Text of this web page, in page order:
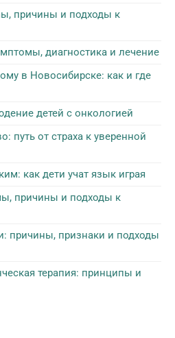
причины и подходы к
диагностика и лечение
в Новосибирске: как и где
детей с онкологией
путь от страха к уверенной
как дети учат язык играя
причины и подходы к
причины, признаки и подходы
терапия: принципы и